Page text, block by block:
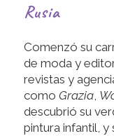
Rusia
Comenzó su
de moda y
revistas y
como Grazia,
descubrió su
pintura infantil, y